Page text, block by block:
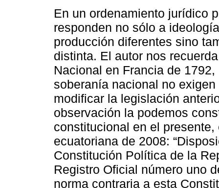
En un ordenamiento jurídico
responden no sólo a
producción diferentes sino
distinta. El autor nos
Nacional en Francia de
soberanía nacional no
modificar la legislación
observación la podemos
constitucional en el
ecuatoriana de 2008:
Constitución Política de la
Registro Oficial número uno
norma contraria a esta